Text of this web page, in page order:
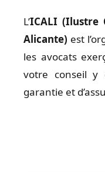
L’ICALI (Ilustre
Alicante) est
les avocats
votre conseil y
garantie et